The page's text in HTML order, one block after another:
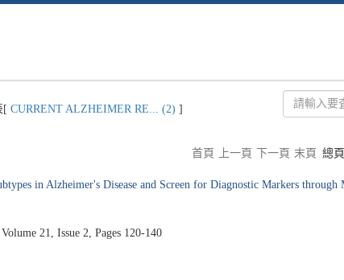
[ CURRENT ALZHEIMER RE... (2) ]
首頁 上一頁 下一頁 末頁 總
in Alzheimer's Disease and Screen for Diagnostic Markers through
21, Issue 2, Pages 120-140